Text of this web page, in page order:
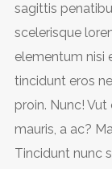
sagittis
scelerisque
elementum nisi
tincidunt eros
proin. Nunc!
mauris, a ac?
Tincidunt nunc